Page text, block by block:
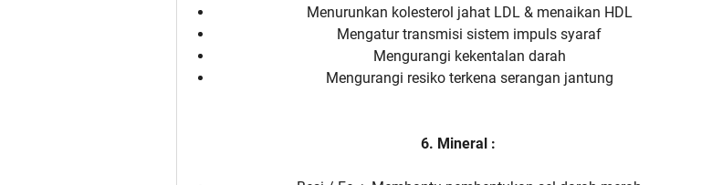
Menurunkan kolesterol jahat LDL & menaikan HDL
Mengatur transmisi sistem impuls syaraf
Mengurangi kekentalan darah
Mengurangi resiko terkena serangan jantung
6. Mineral :